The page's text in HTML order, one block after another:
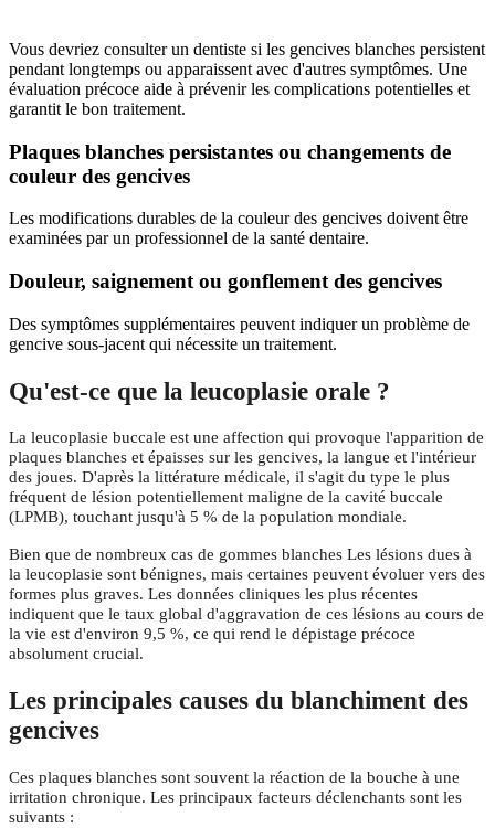
Vous devriez consulter un dentiste si les gencives blanches persistent
pendant longtemps ou apparaissent avec d'autres symptômes. Une
évaluation précoce aide à prévenir les complications potentielles et
garantit le bon traitement.
Plaques blanches persistantes ou changements de
couleur des gencives
Les modifications durables de la couleur des gencives doivent être
examinées par un professionnel de la santé dentaire.
Douleur, saignement ou gonflement des gencives
Des symptômes supplémentaires peuvent indiquer un problème de
gencive sous-jacent qui nécessite un traitement.
Qu'est-ce que la leucoplasie orale ?
La leucoplasie buccale est une affection qui provoque l'apparition de
plaques blanches et épaisses sur les gencives, la langue et l'intérieur
des joues. D'après la littérature médicale, il s'agit du type le plus
fréquent de lésion potentiellement maligne de la cavité buccale
(LPMB), touchant jusqu'à 5 % de la population mondiale.
Bien que de nombreux cas de gommes blanches Les lésions dues à
la leucoplasie sont bénignes, mais certaines peuvent évoluer vers des
formes plus graves. Les données cliniques les plus récentes
indiquent que le taux global d'aggravation de ces lésions au cours de
la vie est d'environ 9,5 %, ce qui rend le dépistage précoce
absolument crucial.
Les principales causes du blanchiment des
gencives
Ces plaques blanches sont souvent la réaction de la bouche à une
irritation chronique. Les principaux facteurs déclenchants sont les
suivants :